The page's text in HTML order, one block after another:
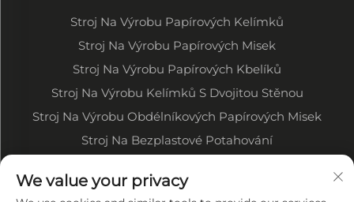
Stroj Na Výrobu Papírových Kelímků
Stroj Na Výrobu Papírových Misek
Stroj Na Výrobu Papírových Kbelíků
Stroj Na Výrobu Kelímků S Dvojitou Stěnou
Stroj Na Výrobu Obdélníkových Papírových Misek
Stroj Na Bezplastové Potahování
Stroj Na Stříhání Papírových Rolí
We value your privacy